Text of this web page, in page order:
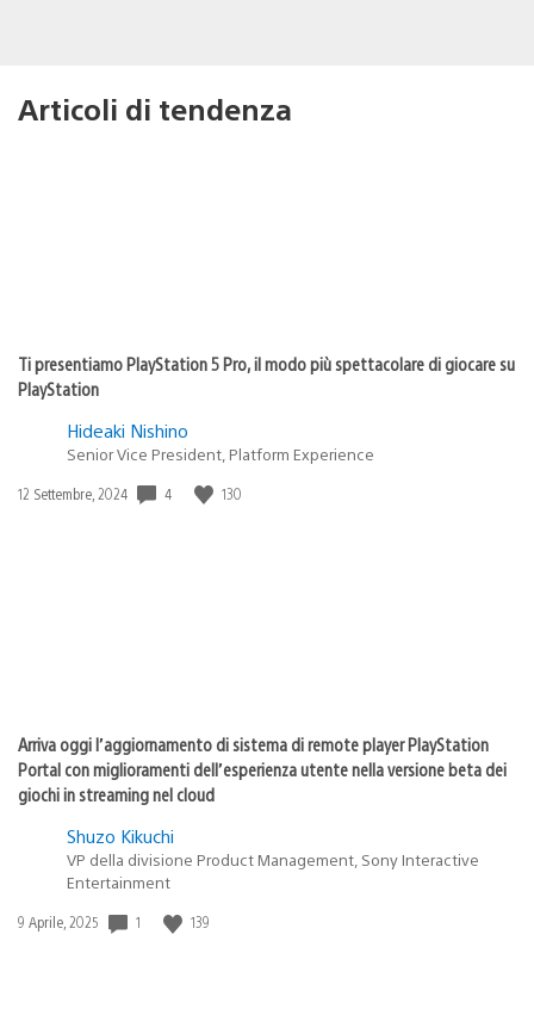
Articoli di tendenza
Ti presentiamo PlayStation 5 Pro, il modo più spettacolare di giocare su
PlayStation
Hideaki Nishino
Senior Vice President, Platform Experience
Data
12 Settembre, 2024 4 130
Arriva oggi l’aggiornamento di sistema di remote player PlayStation
Portal con miglioramenti dell’esperienza utente nella versione beta dei
giochi in streaming nel cloud
Shuzo Kikuchi
VP della divisione Product Management, Sony Interactive
Entertainment
Data
9 Aprile, 2025 1 139